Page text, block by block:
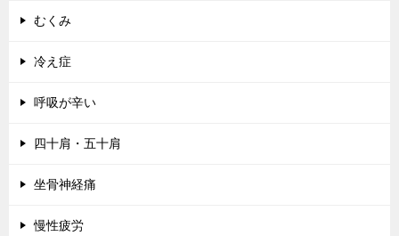
むくみ
冷え症
呼吸が辛い
四十肩・五十肩
坐骨神経痛
慢性疲労